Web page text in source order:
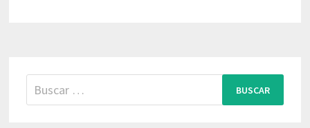
Buscar: